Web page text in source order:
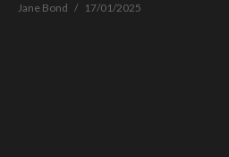
Jane Bond 17/01/2025